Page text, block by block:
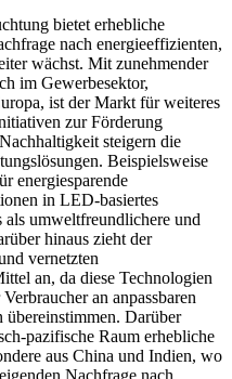
bietet erhebliche
nach energieeffizienten,
wächst. Mit zunehmender
im Gewerbesektor,
ist der Markt für weiteres
zur Förderung
steigern die
Beispielsweise
energiesparende
in LED-basiertes
als umweltfreundlichere und
hinaus zieht der
vernetzten
an, da diese Technologien
an anpassbaren
übereinstimmen. Darüber
pazifische Raum erhebliche
aus China und Indien, wo